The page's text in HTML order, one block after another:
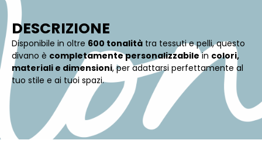
DESCRIZIONE
Disponibile in oltre 600 tonalità tra tessuti e pelli, questo
divano è completamente personalizzabilein colori,
materiali e dimensioni, per adattarsi perfettamente al
tuo stile e ai tuoi spazi.